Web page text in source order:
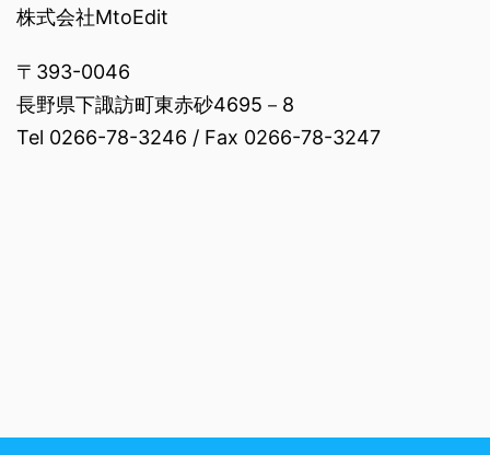
株式会社MtoEdit
〒393-0046
長野県下諏訪町東赤砂4695－8
Tel 0266-78-3246 / Fax 0266-78-3247